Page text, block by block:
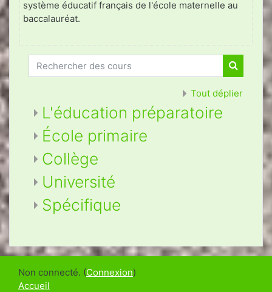
système éducatif français de l'école maternelle au
baccalauréat.
Rechercher des cours
Tout déplier
L'éducation préparatoire
École primaire
Collège
Université
Spécifique
Non connecté. (Connexion)
Accueil